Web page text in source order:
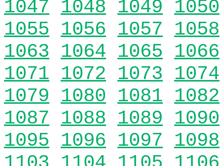
1047 1048 1049 1050
1055 1056 1057 1058
1063 1064 1065 1066
1071 1072 1073 1074
1079 1080 1081 1082
1087 1088 1089 1090
1095 1096 1097 1098